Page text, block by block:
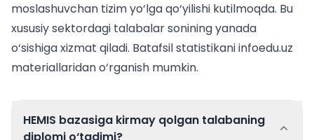
moslashuvchan tizim yo‘lga qo‘yilishi kutilmoqda. Bu
xususiy sektordagi talabalar sonining yanada
o‘sishiga xizmat qiladi. Batafsil statistikaniinfoedu.uz
materiallaridan o‘rganish mumkin.
HEMIS bazasiga kirmay qolgan talabaning